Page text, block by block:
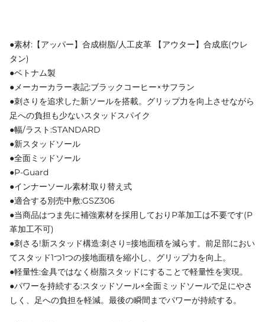
●素材:【アッパー】合成樹脂/人工皮革 【アウター】合成底(ウレ
タン)
●ベトナム製
●メーカーカラー表記:ブラックコーヒー×サフラン
●刺さりを追求した新ソールを搭載。グリップ力を向上させながら
足への負担も少ないスタッドスパイク
●幅/ラスト:STANDARD
●新スタッドソール
●全面ミッドソール
●P-Guard
●インナーソール素材:取り替え式
●適合する別売中敷:GSZ306
●当商品はつま先に補強素材を採用しておりP革加工は不要です(P
革加工不可)
●刺さる!新スタッド構造:刺さり=接地面積を減らす。前足部におい
てスタッド1つ1つの接地面積を縮小し、グリップ力を向上。
●軽量性:金具ではなく樹脂スタッドにすることで軽量性を実現。
●パワーを持続する:スタッドソール×全面ミッドソールで足にやさ
しく、足への負担を軽減。最後の瞬間までパワーが持続する。